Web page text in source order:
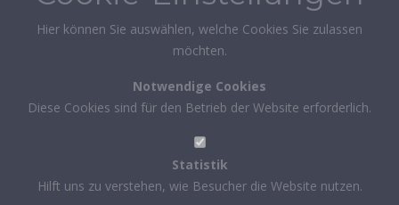
Hier können Sie auswählen, welche Cookies Sie zulassen
möchten.
Notwendige Cookies
Diese Cookies sind für den Betrieb der Website erforderlich.
Statistik
Hilft uns zu verstehen, wie Besucher die Website nutzen.